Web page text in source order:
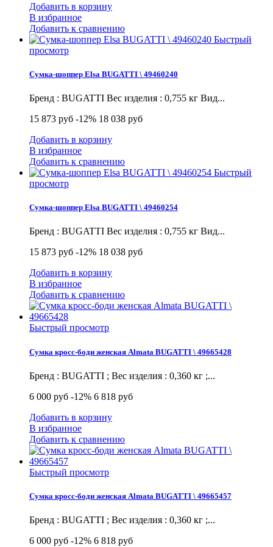
Добавить в корзину
В избранное
Добавить к сравнению
Быстрый
просмотр
Сумка-шоппер Elsa BUGATTI \ 49460240
Бренд : BUGATTI Вес изделия : 0,755 кг Вид...
15 873 руб -12% 18 038 руб
Добавить в корзину
В избранное
Добавить к сравнению
Быстрый
просмотр
Сумка-шоппер Elsa BUGATTI \ 49460254
Бренд : BUGATTI Вес изделия : 0,755 кг Вид...
15 873 руб -12% 18 038 руб
Добавить в корзину
В избранное
Добавить к сравнению
Быстрый просмотр
Сумка кросс-боди женская Almata BUGATTI \ 49665428
Бренд : BUGATTI ; Вес изделия : 0,360 кг ;...
6 000 руб -12% 6 818 руб
Добавить в корзину
В избранное
Добавить к сравнению
Быстрый просмотр
Сумка кросс-боди женская Almata BUGATTI \ 49665457
Бренд : BUGATTI ; Вес изделия : 0,360 кг ;...
6 000 руб -12% 6 818 руб